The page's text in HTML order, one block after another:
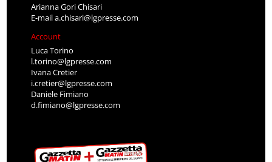
Arianna Gori Chisari
E-maila.chisari@lgpresse.com
Account
Luca Torino
l.torino@lgpresse.com
Ivana Cretier
i.cretier@lgpresse.com
Daniele Fimiano
d.fimiano@lgpresse.com